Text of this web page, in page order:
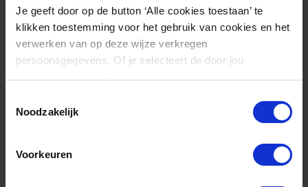
Je geeft door op de button ‘Alle cookies toestaan’ te
klikken toestemming voor het gebruik van cookies en het
verwerken van op deze wijze verkregen
persoonsgegevens. Of je selecteert de door jou
Noodzakelijk
Voorkeuren
met deur
Artikelnummer 18120151
BHNL
Eigenschappen Dranghek Doorgang | Rood | met
Type
Koop Dranghek Doorgang | Rood | met